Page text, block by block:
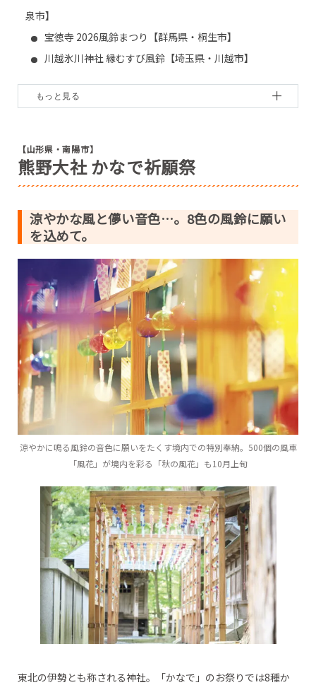
泉市】
宝徳寺 2026風鈴まつり【群馬県・桐生市】
川越氷川神社 縁むすび風鈴【埼玉県・川越市】
遠州三山 風鈴まつり【静岡県・袋井市】
水無瀬神宮 招福の風【大阪府・島本町】
おふさ観音 風鈴まつり【奈良県・橿原市】
琴崎八幡宮 風鈴まつり【山口県・宇部市】
如意輪寺 風鈴まつり【福岡県・小郡市】
山王寺【福岡県・篠栗町】
高塚愛宕地蔵尊 風鈴まつり【大分県・日田市】
【山形県・南陽市】
熊野大社 かなで祈願祭
涼やかな風と儚い音色…。8色の風鈴に願い
を込めて。
涼やかに鳴る風鈴の音色に願いをたくす境内での特別奉納。500個の風車
「風花」が境内を彩る「秋の風花」も10月上旬
東北の伊勢とも称される神社。「かなで」のお祭りでは8種か